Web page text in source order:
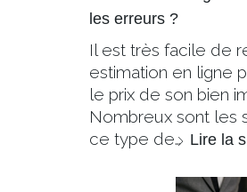
les erreurs ?
Il est très facile de
estimation en ligne
le prix de son bien
Nombreux sont les
ce type de… Lire la